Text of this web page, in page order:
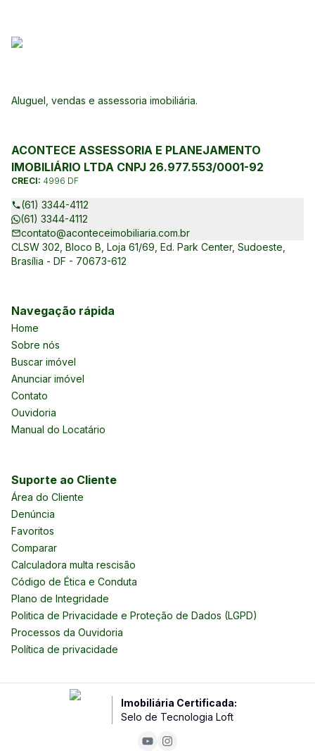
Aluguel, vendas e assessoria imobiliária.
ACONTECE ASSESSORIA E PLANEJAMENTO
IMOBILIÁRIO LTDA CNPJ 26.977.553/0001-92
CRECI: 4996 DF
(61) 3344-4112
(61) 3344-4112
contato@aconteceimobiliaria.com.br
CLSW 302, Bloco B, Loja 61/69, Ed. Park Center, Sudoeste,
Brasília - DF - 70673-612
Navegação rápida
Home
Sobre nós
Buscar imóvel
Anunciar imóvel
Contato
Ouvidoria
Manual do Locatário
Suporte ao Cliente
Área do Cliente
Denúncia
Favoritos
Comparar
Calculadora multa rescisão
Código de Ética e Conduta
Plano de Integridade
Politica de Privacidade e Proteção de Dados (LGPD)
Processos da Ouvidoria
Política de privacidade
Imobiliária Certificada:
Selo de Tecnologia Loft